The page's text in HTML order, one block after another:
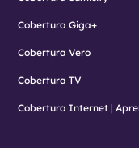
Cobertura Giga+
Cobertura Vero
Cobertura TV
Cobertura Internet |